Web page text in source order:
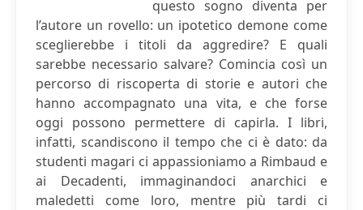
questo sogno diventa per
l’autore un rovello: un ipotetico demone come
sceglierebbe i titoli da aggredire? E quali
sarebbe necessario salvare? Comincia così un
percorso di riscoperta di storie e autori che
hanno accompagnato una vita, e che forse
oggi possono permettere di capirla. I libri,
infatti, scandiscono il tempo che ci è dato: da
studenti magari ci appassioniamo a Rimbaud e
ai Decadenti, immaginandoci anarchici e
maledetti come loro, mentre più tardi ci